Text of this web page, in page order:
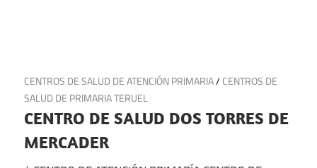
17 de julio de 2025
CENTROS DE SALUD DE ATENCIÓN PRIMARIA/CENTROS DE
SALUD DE PRIMARIA TERUEL
CENTRO DE SALUD DOS TORRES DE
MERCADER